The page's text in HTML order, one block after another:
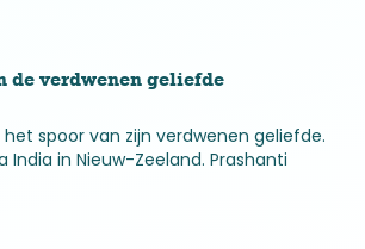
de verdwenen geliefde
spoor van zijn verdwenen geliefde.
India in Nieuw-Zeeland. Prashanti
ze verdween eensklaps na een